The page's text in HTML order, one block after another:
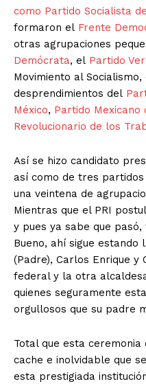
como Partido Socialista
formaron el Frente
otras agrupaciones
Demócrata, el Partido
Movimiento al
desprendimientos del
México, Partido Mexicano
Revolucionario de los
Así se hizo candidato
así como de tres
una veintena de
Mientras que el PRI
y pues ya sabe que
Bueno, ahí sigue estando
(Padre), Carlos Enrique y
federal y la otra
quienes seguramente
orgullosos que su padre
Total que esta
cache e inolvidable que
esta prestigiada